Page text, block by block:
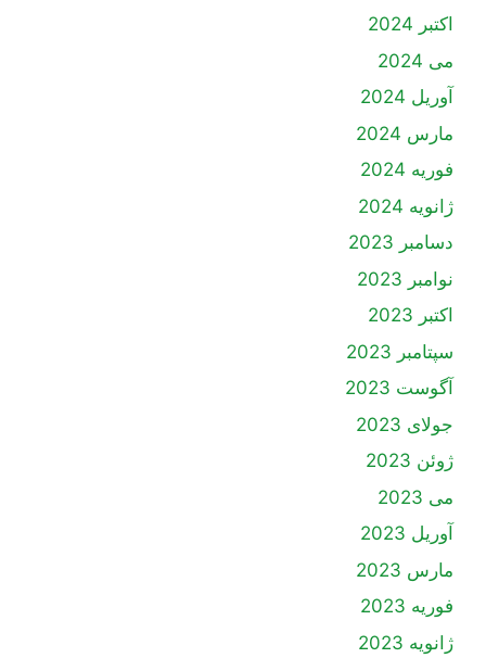
اکتبر 2024
می 2024
آوریل 2024
مارس 2024
فوریه 2024
ژانویه 2024
دسامبر 2023
نوامبر 2023
اکتبر 2023
سپتامبر 2023
آگوست 2023
جولای 2023
ژوئن 2023
می 2023
آوریل 2023
مارس 2023
فوریه 2023
ژانویه 2023